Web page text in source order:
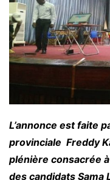
L’annonce est faite
provinciale Freddy
plénière consacrée à
des candidats Sama